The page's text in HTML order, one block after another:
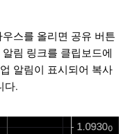
스를 올리면 공유 버튼
림 링크를 클립보드에
알림이 표시되어 복사
다.